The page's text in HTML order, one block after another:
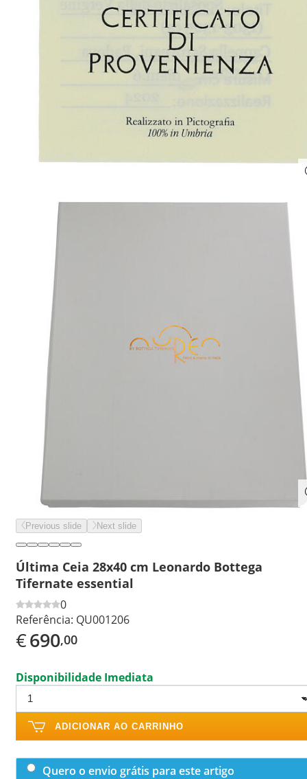
Previous slide Next slide
Última Ceia 28x40 cm Leonardo Bottega
Tifernate essential
0
Referência: QU001206
€690,00
Disponibilidade Imediata
ADICIONAR AO CARRINHO
Quero o envio grátis para este artigo